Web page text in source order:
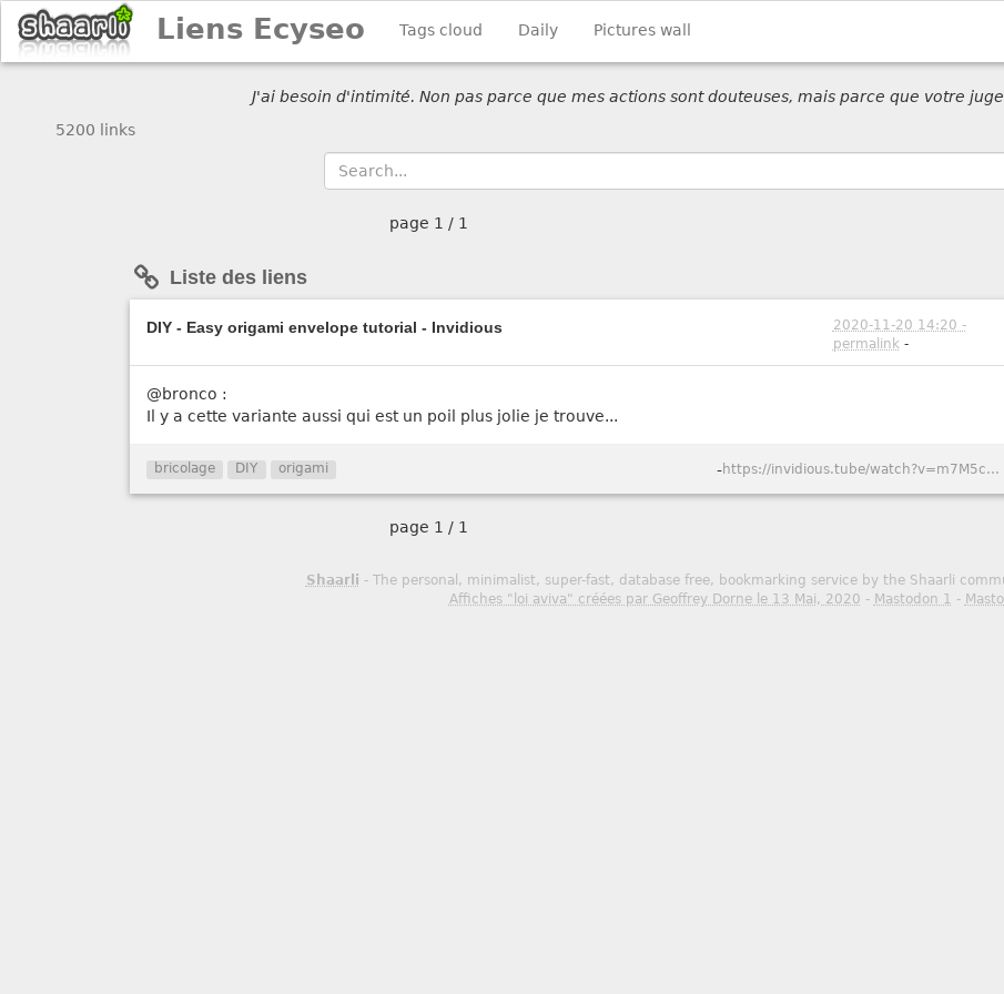
Liens Ecyseo Tags cloud Daily Pictures wall
J'ai besoin d'intimité. Non pas parce que mes actions sont douteuses, mais parce que votre
5200 links
page 1 / 1
Liste des liens
DIY - Easy origami envelope tutorial - Invidious
2020-11-20 14:20 -
permalink-
@bronco :
Il y a cette variante aussi qui est un poil plus jolie je trouve...
bricolage DIY origami - https://invidious.tube/watch?v=m7M5ckiUXbM&autoplay=0&continue=0&dark_mode=true&hl=fr&listen=0&local=1&loop=0&nojs=0&player_style=youtube&quality=dash&thin_mode=false&ckattempt=1
page 1 / 1
Shaarli - The personal, minimalist, super-fast, database free, bookmarking service by the Shaarli
Affiches "loi aviva" créées par Geoffrey Dorne le 13 Mai, 2020 - Mastodon 1 -